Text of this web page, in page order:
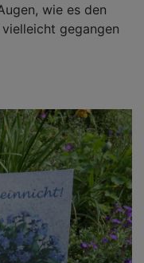
wie es den
gegangen